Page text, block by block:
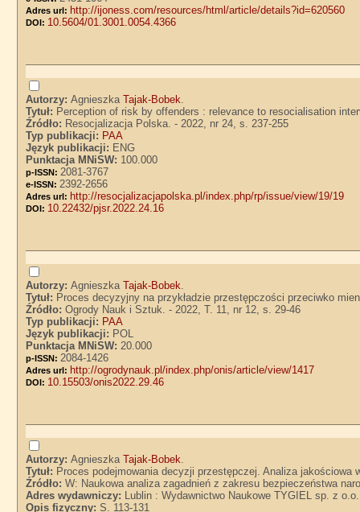
Adres url: http://ijoness.com/resources/html/article/details?id=620560
DOI: 10.5604/01.3001.0054.4366
Autorzy:AgnieszkaTajak-Bobek.
Tytuł: Perception of risk by offenders : relevance to resocialisation
Źródło: Resocjalizacja Polska. - 2022, nr 24, s. 237-255
Typ publikacji: PAA
Język publikacji: ENG
Punktacja MNiSW: 100.000
p-ISSN: 2081-3767
e-ISSN: 2392-2656
Adres url: http://resocjalizacjapolska.pl/index.php/rp/issue/view/19/19
DOI: 10.22432/pjsr.2022.24.16
Autorzy:AgnieszkaTajak-Bobek.
Tytuł: Proces decyzyjny na przykładzie przestępczości przeciwko
Źródło:Ogrody Nauk i Sztuk. - 2022, T. 11, nr 12, s. 29-46
Typ publikacji: PAA
Język publikacji: POL
Punktacja MNiSW:20.000
p-ISSN: 2084-1426
Adres url: http://ogrodynauk.pl/index.php/onis/article/view/1417
DOI: 10.15503/onis2022.29.46
Autorzy:AgnieszkaTajak-Bobek.
Tytuł: Proces podejmowania decyzji przestępczej. Analiza
Źródło:W: Naukowa analiza zagadnień z zakresu bezpieczeństwa
Adres wydawniczy: Lublin : Wydawnictwo Naukowe TYGIEL sp. z
Opis fizyczny:S. 113-131